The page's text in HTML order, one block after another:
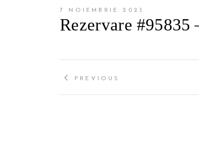
7 NOIEMBRIE 2023
Rezervare #95835
PREVIOUS